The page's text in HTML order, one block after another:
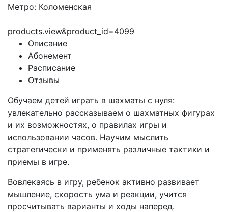
Метро: Коломенская
products.view&product_id=4099
Описание
Абонемент
Расписание
Отзывы
Обучаем детей играть в шахматы с нуля:
увлекательно рассказываем о шахматных фигурах
и их возможностях, о правилах игры и
использовании часов. Научим мыслить
стратегически и применять различные тактики и
приемы в игре.
Вовлекаясь в игру, ребенок активно развивает
мышление, скорость ума и реакции, учится
просчитывать варианты и ходы наперед.